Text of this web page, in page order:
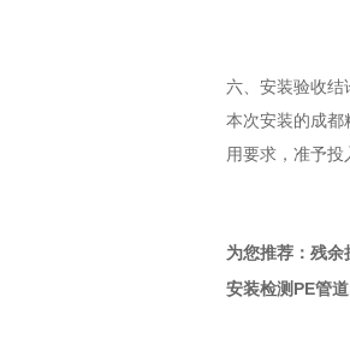
六、安装验收结
本次安装的成都
用要求，准予投
为您推荐：残
安装检测PE管